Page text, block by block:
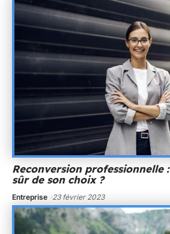
Reconversion professionnelle
sûr de son choix ?
Entreprise 23 février 2023